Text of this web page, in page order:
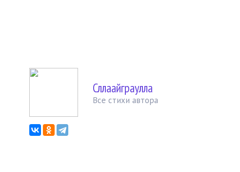
Сллаайграулла
Все стихи автора